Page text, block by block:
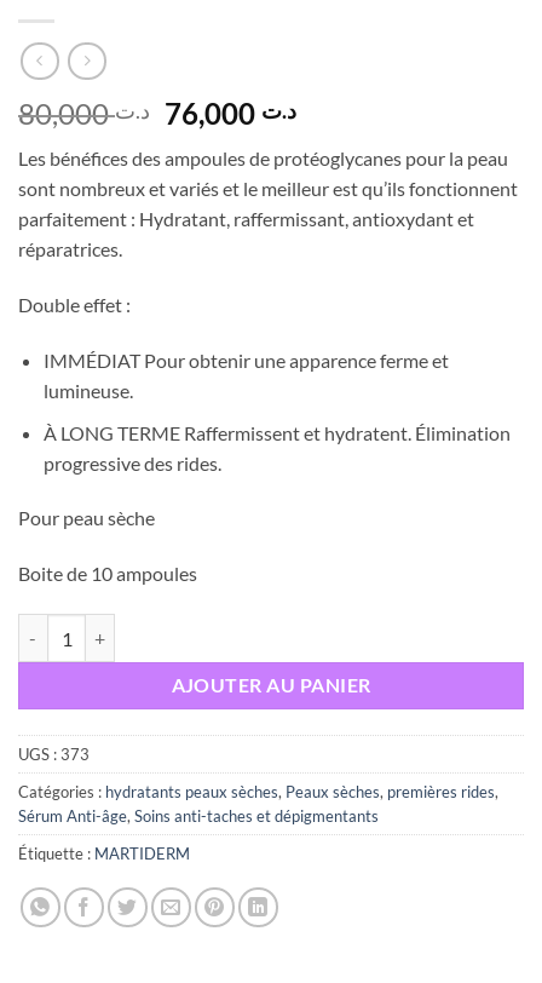
د.ت80,000
Le
prix
initial
était :
د.ت 80,000.
د.تLe
actuel
est :
د.ت 76,000.
Les bénéfices des ampoules de protéoglycanes pour la peau
sont nombreux et variés et le meilleur est qu’ils fonctionnent
parfaitement : Hydratant, raffermissant, antioxydant et
réparatrices.
Double effet :
IMMÉDIAT Pour obtenir une apparence ferme et
lumineuse.
À LONG TERME Raffermissent et hydratent. Élimination
progressive des rides.
Pour peau sèche
Boite de 10 ampoules
AJOUTER AU PANIER
UGS :373
Catégories : hydratants peaux sèches, Peaux sèches, premières rides,
Sérum Anti-âge, Soins anti-taches et dépigmentants
Étiquette : MARTIDERM